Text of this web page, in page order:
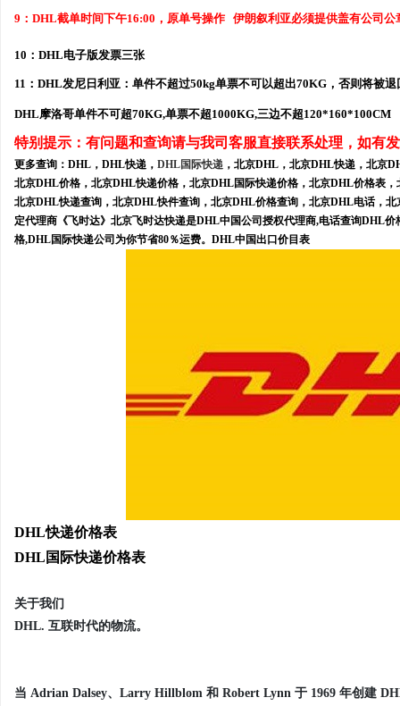
9：DHL截单时间下午16:00，原单号操作 伊朗叙利亚必须提供盖有公司公
10：DHL电子版发票三张
11：DHL发尼日利亚：单件不超过50kg单票不可以超出70KG，否则将被退
DHL摩洛哥单件不可超70KG,单票不超1000KG,三边不超120*160*100CM
特别提示：有问题和查询请与我司客服直接联系处理，如有
更多查询：DHL，DHL快递， DHL国际快递 ，北京DHL，北京DHL快递，北京
北京DHL价格，北京DHL快递价格，北京DHL国际快递价格，北京DHL价格表
北京DHL快递查询，北京DHL快件查询，北京DHL价格查询，北京DHL电话，
定代理商《飞时达》北京飞时达快递是DHL中国公司授权代理商,电话查询DHL
格,DHL国际快递公司为你节省80％运费。DHL中国出口价目表
DHL快递价格表
DHL国际快递价格表
关于我们
DHL. 互联时代的物流。
当 Adrian Dalsey、Larry Hillblom 和 Robert Lynn 于 1969 年创建